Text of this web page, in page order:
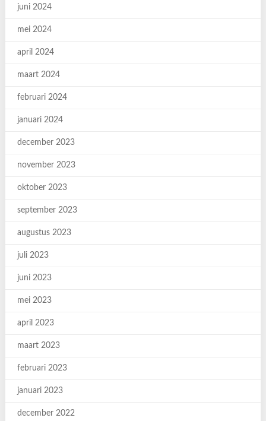
juni 2024
mei 2024
april 2024
maart 2024
februari 2024
januari 2024
december 2023
november 2023
oktober 2023
september 2023
augustus 2023
juli 2023
juni 2023
mei 2023
april 2023
maart 2023
februari 2023
januari 2023
december 2022